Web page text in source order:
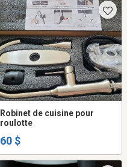
Robinet de cuisine pour
roulotte
60 $